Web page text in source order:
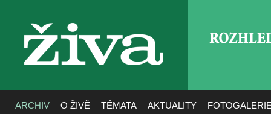
živa
ARCHIV O ŽIVĚ TÉMATA AKTUALITY